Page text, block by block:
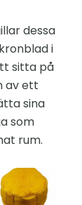
dessa
i
sitta på
av ett
sina
som
rum.